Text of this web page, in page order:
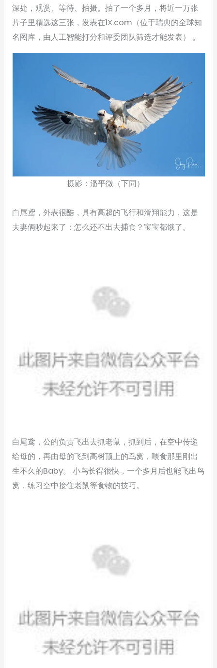
深处，观赏、等待、拍摄。拍了一个多月，将近一万张
片子里精选这三张，发表在1X.com（位于瑞典的全球知
名图库，由人工智能打分和评委团队筛选才能发表） 。
摄影：潘平微（下同）
白尾鸢，外表很酷，具有高超的飞行和滑翔能力，这是
夫妻俩吵起来了：怎么还不出去捕食？宝宝都饿了。
白尾鸢，公的负责飞出去抓老鼠，抓到后，在空中传递
给母的，再由母的飞到高树顶上的鸟窝，喂食那里刚出
生不久的Baby。 小鸟长得很快，一个多月后也能飞出鸟
窝，练习空中接住老鼠等食物的技巧。